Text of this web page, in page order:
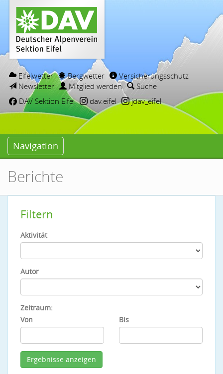
Eifelwetter Bergwetter
Versicherungsschutz
Newsletter
Mitglied werden
Suche
DAV Sektion Eifel
dav.eifel jdav_eifel
Navigation
Berichte
Filtern
Aktivität
Autor
Zeitraum:
Von
Bis